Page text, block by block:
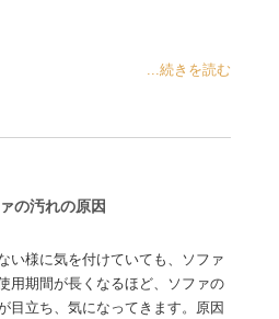
...続きを読む
の汚れの原因
い様に気を付けていても、ソファ
用期間が長くなるほど、ソファの
目立ち、気になってきます。原因